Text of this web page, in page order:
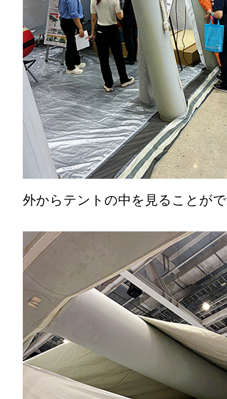
外からテントの中を見ることが